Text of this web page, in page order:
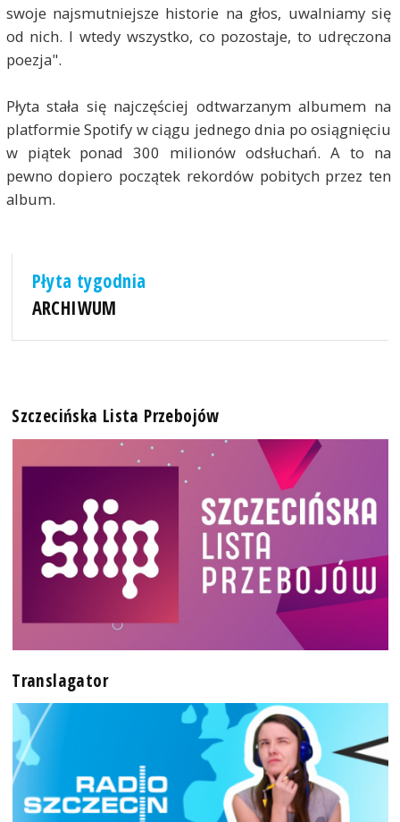
swoje najsmutniejsze historie na głos, uwalniamy się
od nich. I wtedy wszystko, co pozostaje, to udręczona
poezja".
Płyta stała się najczęściej odtwarzanym albumem na
platformie Spotify w ciągu jednego dnia po osiągnięciu
w piątek ponad 300 milionów odsłuchań. A to na
pewno dopiero początek rekordów pobitych przez ten
album.
Płyta tygodnia
ARCHIWUM
Szczecińska Lista Przebojów
Translagator